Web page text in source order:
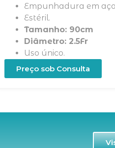
Empunhadura em
Estéril.
Tamanho: 90cm
Diâmetro: 2.5Fr
Uso único.
Preço sob Consulta